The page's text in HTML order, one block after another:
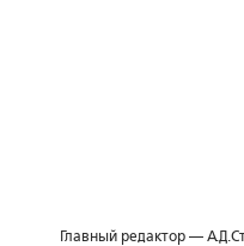
Главный редактор —